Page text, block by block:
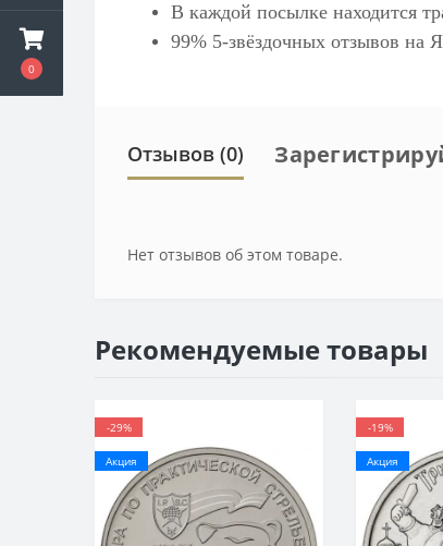
0
В каждой посылке находится
99% 5-звёздочных отзывов на
Отзывов (0)
Нет отзывов об этом товаре.
Рекомендуемые товары
-29%
Акция
-19%
Акция